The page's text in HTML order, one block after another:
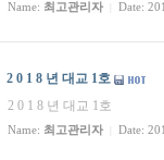
Name: 최고관리자 Date:
2 0 1 8 년 대교 1호
2 0 1 8 년 대교 1호
Name: 최고관리자 Date: